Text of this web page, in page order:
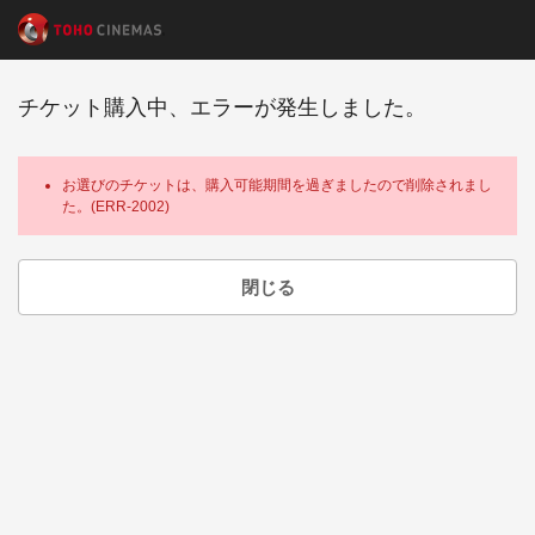
チケット購入中、エラーが発生しました。
お選びのチケットは、購入可能期間を過ぎましたので削除されまし
た。(ERR-2002)
閉じる